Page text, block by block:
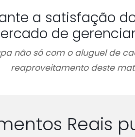
a satisfação
de
não só com o aluguel de
reaproveitamento deste
Reais